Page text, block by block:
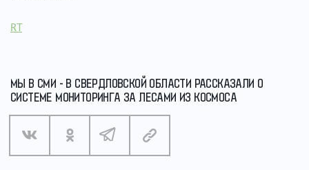
RT
МЫ В СМИ - В СВЕРДЛОВСКОЙ ОБЛАСТИ РАССКАЗАЛИ О
СИСТЕМЕ МОНИТОРИНГА ЗА ЛЕСАМИ ИЗ КОСМОСА